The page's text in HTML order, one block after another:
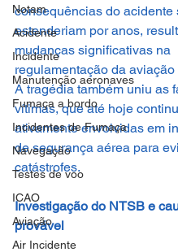
Notam
Acidente
Incidente
Manutenção aeronaves
Fumaça a bordo
Incidentes de Fumaça
Navegação
Testes de voo
ICAO
Aviação
Air Incidente
consequências do acidente
estenderiam por anos,
mudanças significativas na
regulamentação da aviação
A tragédia também uniu as
vítimas, que até hoje
ativamente envolvidas em
de segurança aérea para
catástrofes.
Investigação do NTSB e
provável